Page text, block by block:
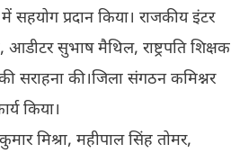
प्रदान किया। राजकीय इंटर
सुभाष मैथिल, राष्ट्रपति शिक्षक
सराहना की।जिला संगठन‌ कमिश्नर
किया।
मिश्रा, महीपाल सिंह तोमर,